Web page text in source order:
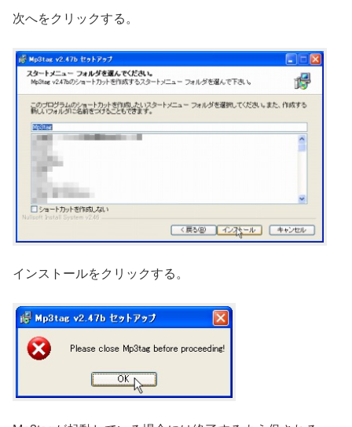
次へをクリックする。
インストールをクリックする。